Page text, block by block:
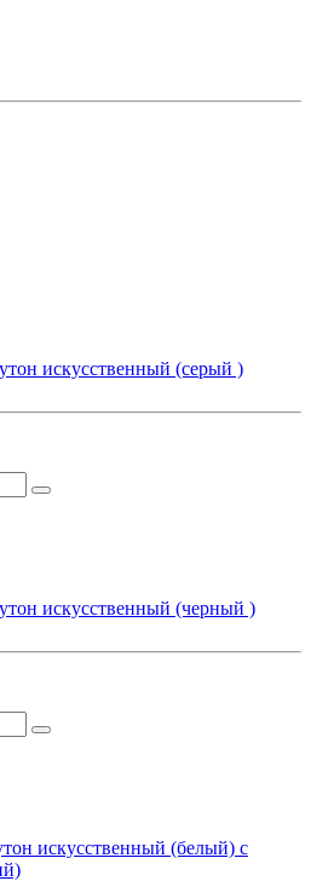
искусственный (серый )
искусственный (черный )
искусственный (белый) с